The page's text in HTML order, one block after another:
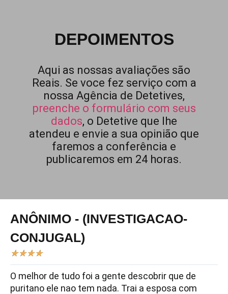
DEPOIMENTOS
Aqui as nossas avaliações são
Reais. Se voce fez serviço com a
nossa Agência de Detetives,
preenche o formulário com seus
dados, o Detetive que lhe
atendeu e envie a sua opinião que
faremos a conferência e
publicaremos em 24 horas.
ANÔNIMO - (INVESTIGACAO-
CONJUGAL)
★★★★
O melhor de tudo foi a gente descobrir que de
puritano ele nao tem nada. Trai a esposa com